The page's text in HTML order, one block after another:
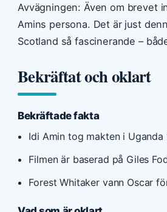
Avvägningen: Även om brevet
Amins persona. Det är just
Scotland så fascinerande –
Bekräftat och oklart
Bekräftade fakta
Idi Amin tog makten i Uganda
Filmen är baserad på Giles
Forest Whitaker vann Oscar